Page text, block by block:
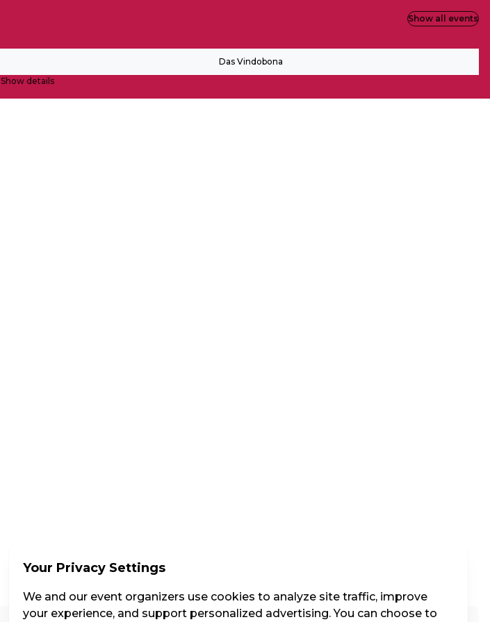
Das Vindobona
Show details
Show all events
Your Privacy Settings
We and our event organizers use cookies to analyze site traffic, improve
your experience, and support personalized advertising. You can choose to